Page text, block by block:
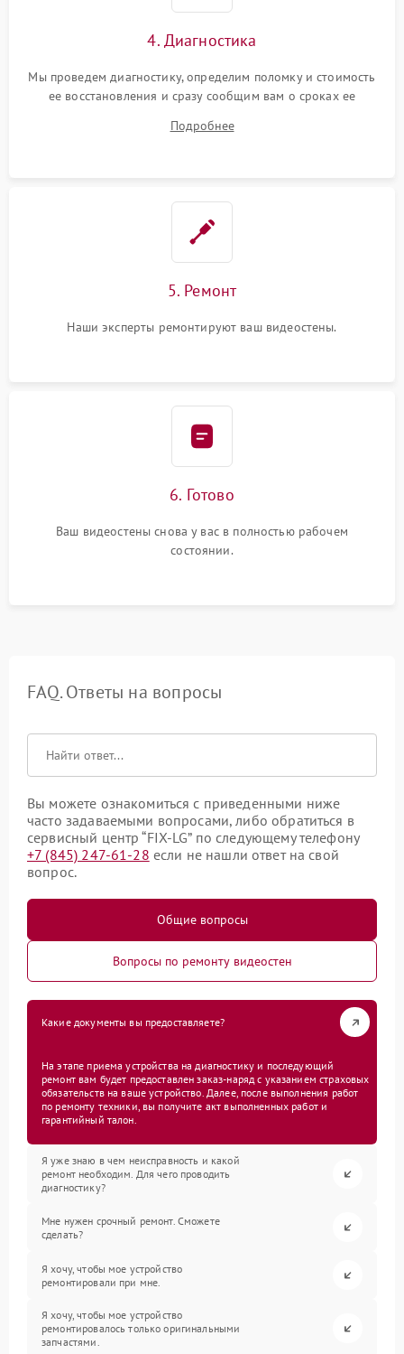
4. Диагностика
Мы проведем диагностику, определим поломку и стоимость
ее восстановления и сразу сообщим вам о сроках ее
Подробнее
5. Ремонт
Наши эксперты ремонтируют ваш видеостены.
6. Готово
Ваш видеостены снова у вас в полностью рабочем
состоянии.
FAQ. Ответы на вопросы
Вы можете ознакомиться с приведенными ниже
часто задаваемыми вопросами, либо обратиться в
сервисный центр “FIX-LG” по следующему телефону
+7 (845) 247-61-28 если не нашли ответ на свой
вопрос.
Общие вопросы
Вопросы по ремонту видеостен
Какие документы вы предоставляете?
На этапе приема устройства на диагностику и последующий
ремонт вам будет предоставлен заказ-наряд с указанием страховых
обязательств на ваше устройство. Далее, после выполнения работ
по ремонту техники, вы получите акт выполненных работ и
гарантийный талон.
Я уже знаю в чем неисправность и какой
ремонт необходим. Для чего проводить
диагностику?
Мне нужен срочный ремонт. Сможете
сделать?
Я хочу, чтобы мое устройство
ремонтировали при мне.
Я хочу, чтобы мое устройство
ремонтировалось только оригинальными
запчастями.